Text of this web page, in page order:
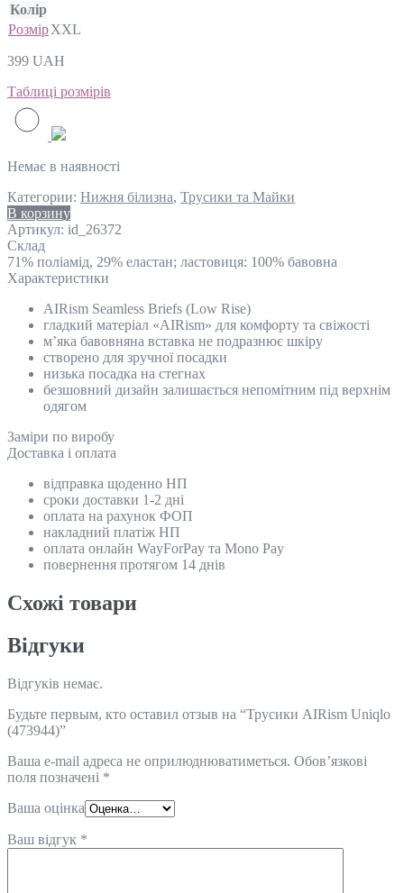
Колір
РозмірXXL
399 UAH
Таблиці розмірів
Немає в наявності
Категории: Нижня білизна, Трусики та Майки
В корзину
Артикул: id_26372
Склад
71% поліамід, 29% еластан; ластовиця: 100% бавовна
Характеристики
AIRism Seamless Briefs (Low Rise)
гладкий матеріал «AIRism» для комфорту та свіжості
м’яка бавовняна вставка не подразнює шкіру
створено для зручної посадки
низька посадка на стегнах
безшовний дизайн залишається непомітним під верхнім
одягом
Замiри по виробу
Доставка і оплата
відправка щоденно НП
сроки доставки 1-2 дні
оплата на рахунок ФОП
накладний платіж НП
оплата онлайн WayForPay та Mono Pay
повернення протягом 14 днів
Схожi товари
Відгуки
Відгуків немає.
Будьте первым, кто оставил отзыв на “Трусики AIRism Uniqlo
(473944)”
Ваша e-mail адреса не оприлюднюватиметься. Обов’язкові
поля позначені *
Ваша оцінка
Ваш відгук *